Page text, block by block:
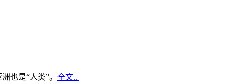
也是“人类”。 全文...